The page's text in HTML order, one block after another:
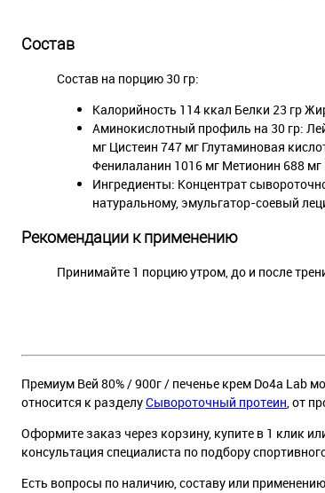
Состав
Состав на порцию 30 гр:
Калорийность 114 ккал Белки 23 гр
Аминокислотный профиль на 30 гр:
мг Цистеин 747 мг Глутаминовая
Фенилаланин 1016 мг Метионин 688
Ингредиенты: Концентрат
натуральному, эмульгатор-соевый
Рекомендации к применению
Принимайте 1 порцию утром, до и после
Премиум Вей 80% / 900г / печенье крем Do4a Lab
относится к разделуСывороточный протеин , от
Оформите заказ через корзину, купите в 1 клик
консультация специалиста по подбору
Есть вопросы по наличию, составу или